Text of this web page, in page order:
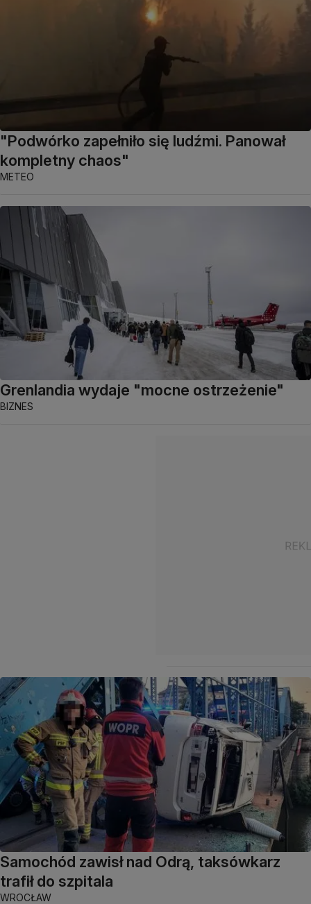
"Podwórko zapełniło się ludźmi. Panował
kompletny chaos"
METEO
Grenlandia wydaje "mocne ostrzeżenie"
BIZNES
Samochód zawisł nad Odrą, taksówkarz
trafił do szpitala
WROCŁAW